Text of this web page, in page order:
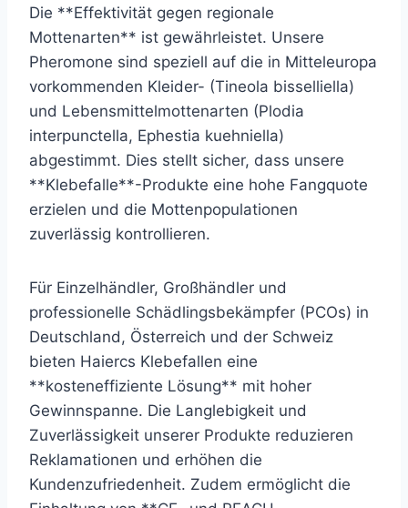
Die **Effektivität gegen regionale
Mottenarten** ist gewährleistet. Unsere
Pheromone sind speziell auf die in Mitteleuropa
vorkommenden Kleider- (Tineola bisselliella)
und Lebensmittelmottenarten (Plodia
interpunctella, Ephestia kuehniella)
abgestimmt. Dies stellt sicher, dass unsere
**Klebefalle**-Produkte eine hohe Fangquote
erzielen und die Mottenpopulationen
zuverlässig kontrollieren.
Für Einzelhändler, Großhändler und
professionelle Schädlingsbekämpfer (PCOs) in
Deutschland, Österreich und der Schweiz
bieten Haiercs Klebefallen eine
**kosteneffiziente Lösung** mit hoher
Gewinnspanne. Die Langlebigkeit und
Zuverlässigkeit unserer Produkte reduzieren
Reklamationen und erhöhen die
Kundenzufriedenheit. Zudem ermöglicht die